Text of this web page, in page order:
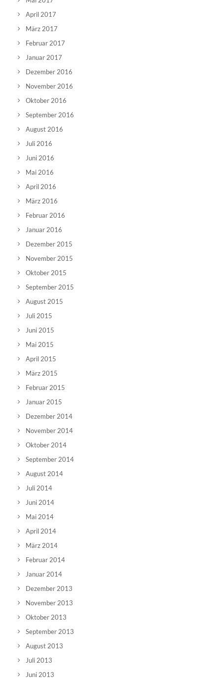
April 2017
März 2017
Februar 2017
Januar 2017
Dezember 2016
November 2016
Oktober 2016
September 2016
August 2016
Juli 2016
Juni 2016
Mai 2016
April 2016
März 2016
Februar 2016
Januar 2016
Dezember 2015
November 2015
Oktober 2015
September 2015
August 2015
Juli 2015
Juni 2015
Mai 2015
April 2015
März 2015
Februar 2015
Januar 2015
Dezember 2014
November 2014
Oktober 2014
September 2014
August 2014
Juli 2014
Juni 2014
Mai 2014
April 2014
März 2014
Februar 2014
Januar 2014
Dezember 2013
November 2013
Oktober 2013
September 2013
August 2013
Juli 2013
Juni 2013